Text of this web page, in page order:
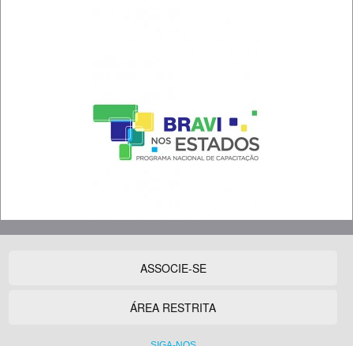
ASSOCIE-SE
ÁREA RESTRITA